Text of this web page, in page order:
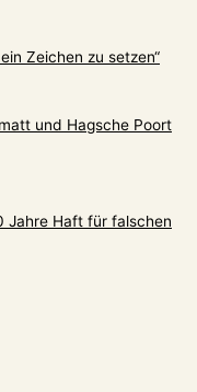
Zeichen zu setzen“
und Hagsche Poort
Jahre Haft für falschen